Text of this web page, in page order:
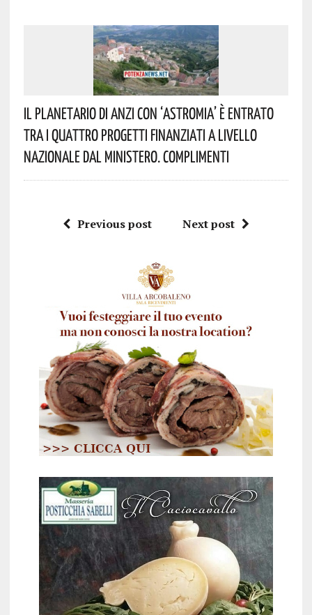
Il Planetario Di Anzi Con ‘Astromia’ È Entrato
Tra I Quattro Progetti Finanziati A Livello
Nazionale Dal Ministero. Complimenti
Previous post Next post